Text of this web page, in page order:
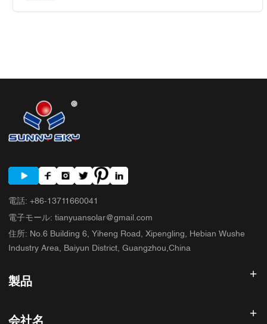
電話: +86-13711660041
電子モール: tianyuansolar@gmail.com
住所: No.6 Building 6, Yiheng Road, Xipengling, Hebian Wushe
Industry Area, Baiyun District, Guangzhou,China
製品
ソーラーパネル
会社名